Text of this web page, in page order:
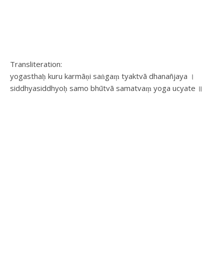
Transliteration:
yogasthaḥ kuru karmāṇi saṅgaṃ tyaktvā dhanañjaya ।
siddhyasiddhyoḥ samo bhūtvā samatvaṃ yoga ucyate ॥